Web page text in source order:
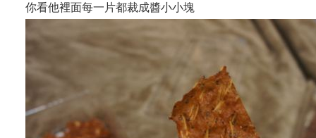
你看他裡面每一片都裁成醬小小塊